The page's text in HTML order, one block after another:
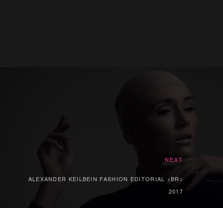
NEXT
ALEXANDER KEILBEIN FASHION EDITORIAL <BR>
2017